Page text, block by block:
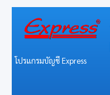
โปรแกรมบัญชี Express